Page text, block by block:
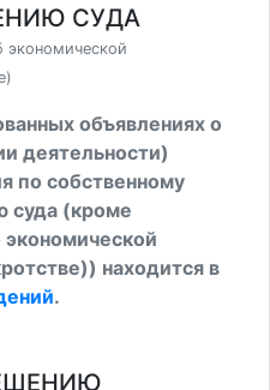
СУДА
объявлениях о
деятельности)
по собственному
суда (кроме
находится в
.